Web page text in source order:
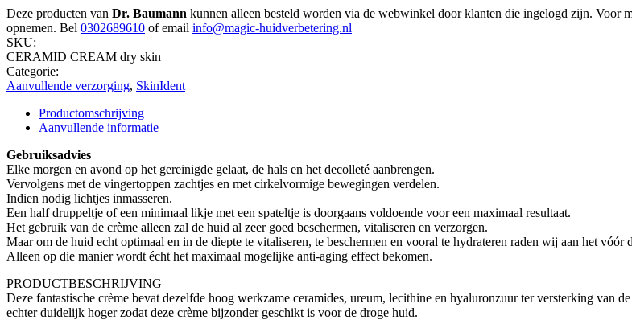
Deze producten van Dr. Baumann kunnen alleen besteld worden via de webwinkel door klanten die ingelogd zijn. Voor
opnemen. Bel 0302689610 of email info@magic-huidverbetering.nl
SKU:
CERAMID CREAM dry skin
Categorie:
Aanvullende verzorging, SkinIdent
Productomschrijving
Aanvullende informatie
Gebruiksadvies
Elke morgen en avond op het gereinigde gelaat, de hals en het decolleté aanbrengen.
Vervolgens met de vingertoppen zachtjes en met cirkelvormige bewegingen verdelen.
Indien nodig lichtjes inmasseren.
Een half druppeltje of een minimaal likje met een spateltje is doorgaans voldoende voor een maximaal resultaat.
Het gebruik van de crème alleen zal de huid al zeer goed beschermen, vitaliseren en verzorgen.
Maar om de huid echt optimaal en in de diepte te vitaliseren, te beschermen en vooral te hydrateren raden wij aan het vóór
Alleen op die manier wordt écht het maximaal mogelijke anti-aging effect bekomen.
PRODUCTBESCHRIJVING
Deze fantastische crème bevat dezelfde hoog werkzame ceramides, ureum, lecithine en hyaluronzuur ter versterking van
echter duidelijk hoger zodat deze crème bijzonder geschikt is voor de droge huid.